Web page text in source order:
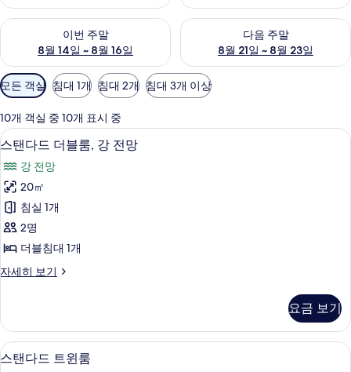
이번 주말
8월 14일 ~ 8월 16일
이번 주말 예약 가능 여부 확인, 8월 14일 ~ 8월 16일
다음 주말
8월 21일 ~ 8월 23일
다음 주말 예약 가능 여부 확인
객
실
에
사
용
가
능
한
필
터
모든 객실 침대 1개 침대 2개 침대 3개 이상
10개 객실 중 10개 표시 중
스
다
드
더
블
강
망
사
진
7
스탠다드 더블룸, 강 전망
강 전망
20㎡
침실 1개
2명
더블침대 1개
자세히 보기
스
더
블
룸,
요금 보기
스5
스탠다드 트윈룸